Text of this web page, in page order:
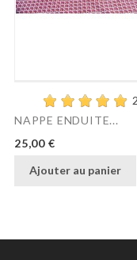
NAPPE ENDUITE...
Prix
25,00 €
Ajouter au panier